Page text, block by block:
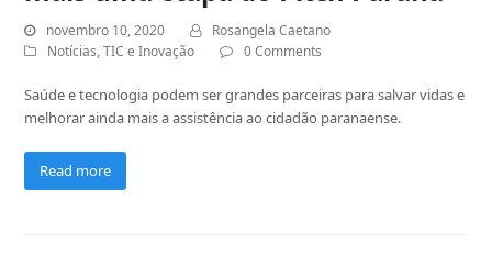
novembro 10, 2020
Rosangela Caetano
Notícias,TIC e Inovação 0 Comments
Saúde e tecnologia podem ser grandes parceiras para salvar vidas e
melhorar ainda mais a assistência ao cidadão paranaense.
Read more